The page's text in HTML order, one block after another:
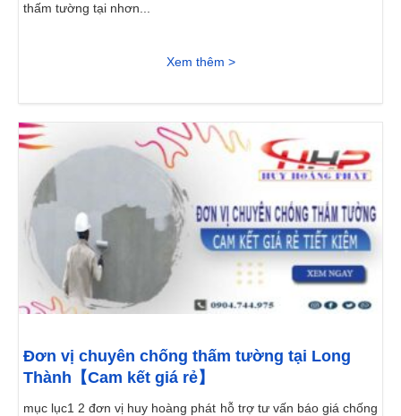
thấm tường tại nhơn...
Xem thêm >
Đơn vị chuyên chống thấm tường tại Long
Thành【Cam kết giá rẻ】
mục lục1 2 đơn vị huy hoàng phát hỗ trợ tư vấn báo giá chống